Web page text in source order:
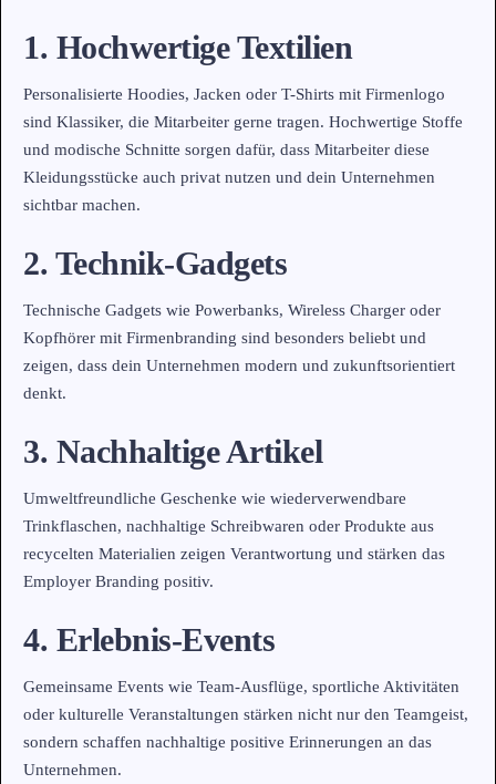
1. Hochwertige Textilien
Personalisierte Hoodies, Jacken oder T-Shirts mit Firmenlogo
sind Klassiker, die Mitarbeiter gerne tragen. Hochwertige Stoffe
und modische Schnitte sorgen dafür, dass Mitarbeiter diese
Kleidungsstücke auch privat nutzen und dein Unternehmen
sichtbar machen.
2. Technik-Gadgets
Technische Gadgets wie Powerbanks, Wireless Charger oder
Kopfhörer mit Firmenbranding sind besonders beliebt und
zeigen, dass dein Unternehmen modern und zukunftsorientiert
denkt.
3. Nachhaltige Artikel
Umweltfreundliche Geschenke wie wiederverwendbare
Trinkflaschen, nachhaltige Schreibwaren oder Produkte aus
recycelten Materialien zeigen Verantwortung und stärken das
Employer Branding positiv.
4. Erlebnis-Events
Gemeinsame Events wie Team-Ausflüge, sportliche Aktivitäten
oder kulturelle Veranstaltungen stärken nicht nur den Teamgeist,
sondern schaffen nachhaltige positive Erinnerungen an das
Unternehmen.